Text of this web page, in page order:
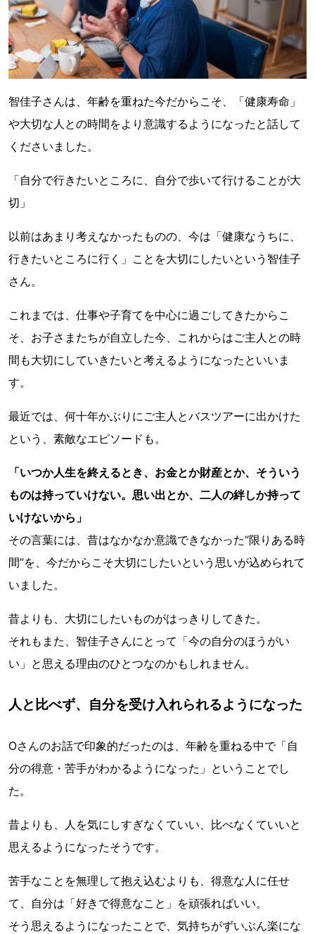
智佳子さんは、年齢を重ねた今だからこそ、「健康寿命」
や大切な人との時間をより意識するようになったと話して
くださいました。
「自分で行きたいところに、自分で歩いて行けることが大
切」
以前はあまり考えなかったものの、今は「健康なうちに、
行きたいところに行く」ことを大切にしたいという智佳子
さん。
これまでは、仕事や子育てを中心に過ごしてきたからこ
そ、お子さまたちが自立した今、これからはご主人との時
間も大切にしていきたいと考えるようになったといいま
す。
最近では、何十年かぶりにご主人とバスツアーに出かけた
という、素敵なエピソードも。
「いつか人生を終えるとき、お金とか財産とか、そういう
ものは持っていけない。思い出とか、二人の絆しか持って
いけないから」
その言葉には、昔はなかなか意識できなかった“限りある時
間”を、今だからこそ大切にしたいという思いが込められて
いました。
昔よりも、大切にしたいものがはっきりしてきた。
それもまた、智佳子さんにとって「今の自分のほうがい
い」と思える理由のひとつなのかもしれません。
人と比べず、自分を受け入れられるようになった
Oさんのお話で印象的だったのは、年齢を重ねる中で「自
分の得意・苦手がわかるようになった」ということでし
た。
昔よりも、人を気にしすぎなくていい、比べなくていいと
思えるようになったそうです。
苦手なことを無理して抱え込むよりも、得意な人に任せ
て、自分は「好きで得意なこと」を頑張ればいい。
そう思えるようになったことで、気持ちがずいぶん楽にな